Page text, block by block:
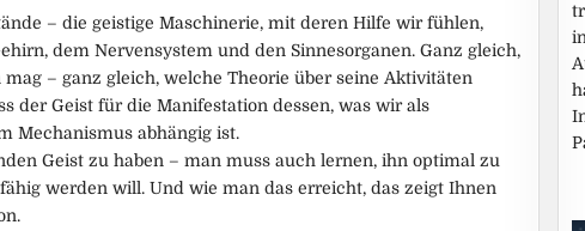
– die geistige Maschinerie, mit deren Hilfe wir fühlen,
dem Nervensystem und den Sinnesorganen. Ganz gleich,
– ganz gleich, welche Theorie über seine Aktivitäten
der Geist für die Manifestation dessen, was wir als
Mechanismus abhängig ist.
Geist zu haben – man muss auch lernen, ihn optimal zu
werden will. Und wie man das erreicht, das zeigt Ihnen